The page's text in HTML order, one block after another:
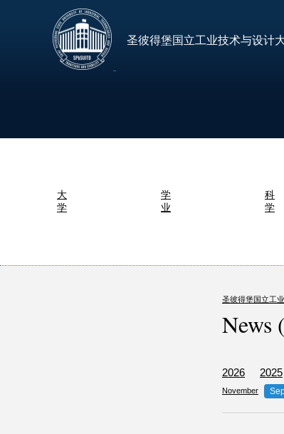
圣彼得堡国立工业技术与设计
大
学
学
业
科
学
圣彼得堡国立工
News
2026 2025
November